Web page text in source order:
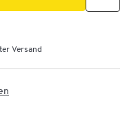
Versand